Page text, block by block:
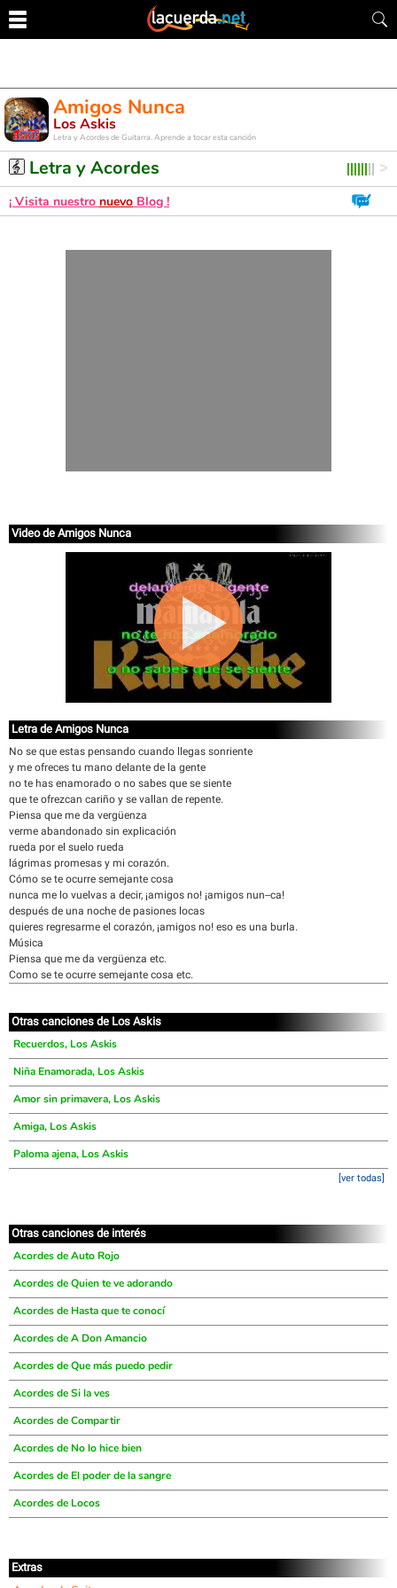
Amigos Nunca
Los Askis
Letra y Acordes de Guitarra. Aprende a tocar esta canción
Letra y Acordes
¡ Visita nuestro nuevo Blog !
Video de Amigos Nunca
Letra de Amigos Nunca
No se que estas pensando cuando llegas sonriente
y me ofreces tu mano delante de la gente
no te has enamorado o no sabes que se siente
que te ofrezcan cariño y se vallan de repente.
Piensa que me da vergüenza
verme abandonado sin explicación
rueda por el suelo rueda
lágrimas promesas y mi corazón.
Cómo se te ocurre semejante cosa
nunca me lo vuelvas a decir, ¡amigos no! ¡amigos nun--ca!
después de una noche de pasiones locas
quieres regresarme el corazón, ¡amigos no! eso es una burla.
Música
Piensa que me da vergüenza etc.
Como se te ocurre semejante cosa etc.
Otras canciones de Los Askis
Recuerdos, Los Askis
Niña Enamorada, Los Askis
Amor sin primavera, Los Askis
Amiga, Los Askis
Paloma ajena, Los Askis
[ver todas]
Otras canciones de interés
Acordes de Auto Rojo
Acordes de Quien te ve adorando
Acordes de Hasta que te conocí
Acordes de A Don Amancio
Acordes de Que más puedo pedir
Acordes de Si la ves
Acordes de Compartir
Acordes de No lo hice bien
Acordes de El poder de la sangre
Acordes de Locos
Extras